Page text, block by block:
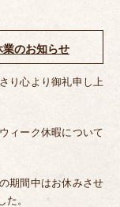
のお知らせ
り心より御礼申し上
ィーク休暇について
期間中はお休みさせ
。